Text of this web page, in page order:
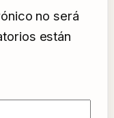
no será
están